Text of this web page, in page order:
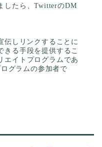
したら、TwitterのDM
伝しリンクすることに
きる手段を提供するこ
エイトプログラムであ
グラムの参加者で